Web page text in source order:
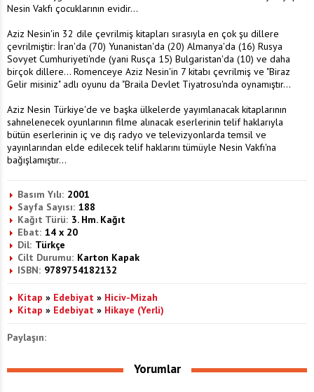
Nesin Vakfı çocuklarının evidir...
Aziz Nesin'in 32 dile çevrilmiş kitapları sırasıyla en çok şu dillere
çevrilmiştir: İran'da (70) Yunanistan'da (20) Almanya'da (16) Rusya
Sovyet Cumhuriyeti'nde (yani Rusça 15) Bulgaristan'da (10) ve daha
birçok dillere... Romenceye Aziz Nesin'in 7 kitabı çevrilmiş ve "Biraz
Gelir misiniz" adlı oyunu da "Braila Devlet Tiyatrosu'nda oynamıştır...
Aziz Nesin Türkiye'de ve başka ülkelerde yayımlanacak kitaplarının
sahnelenecek oyunlarının filme alınacak eserlerinin telif haklarıyla
bütün eserlerinin iç ve dış radyo ve televizyonlarda temsil ve
yayınlarından elde edilecek telif haklarını tümüyle Nesin Vakfı'na
bağışlamıştır...
Basım Yılı: 2001
Sayfa Sayısı: 188
Kağıt Türü: 3. Hm. Kağıt
Ebat: 14 x 20
Dil: Türkçe
Cilt Durumu: Karton Kapak
ISBN: 9789754182132
Kitap » Edebiyat » Hiciv-Mizah
Kitap » Edebiyat » Hikaye (Yerli)
Paylaşın:
Yorumlar